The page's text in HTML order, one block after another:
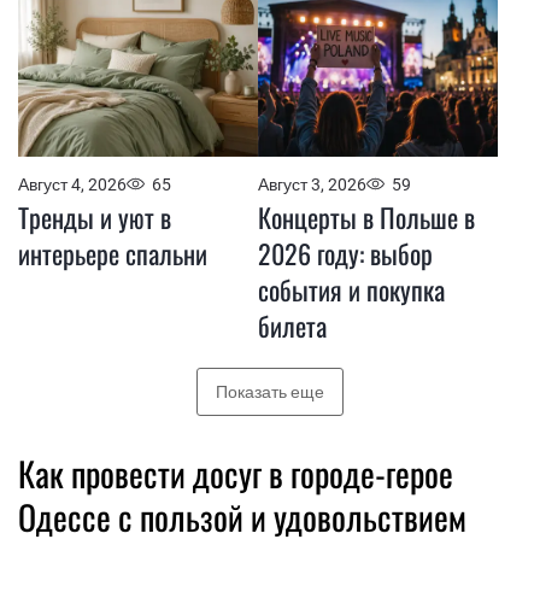
Август 4, 2026 65
Тренды и уют в
интерьере спальни
Август 3, 2026 59
Концерты в Польше в
2026 году: выбор
события и покупка
билета
Показать еще
Как провести досуг в городе-герое
Одессе с пользой и удовольствием